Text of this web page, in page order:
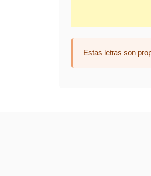
Estas letras son